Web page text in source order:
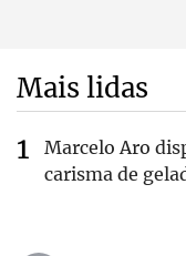
Mais lidas
Marcelo Aro
carisma de